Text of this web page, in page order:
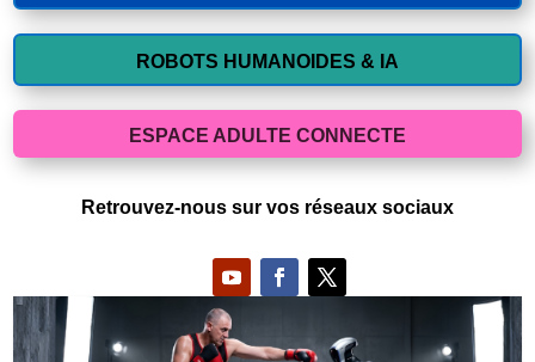
ROBOTS HUMANOIDES & IA
ESPACE ADULTE CONNECTE
Retrouvez-nous sur vos réseaux sociaux